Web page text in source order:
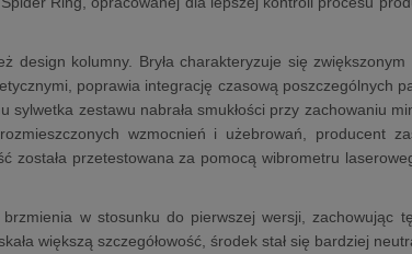
design kolumny. Bryła charakteryzuje się zwiększonym
poprawia integrację czasową poszczególnych
zestawu nabrała smukłości przy zachowaniu
wzmocnień i użebrowań, producent
została przetestowana za pomocą wibrometru
w stosunku do pierwszej wersji, zachowując
większą szczegółowość, środek stał się bardziej